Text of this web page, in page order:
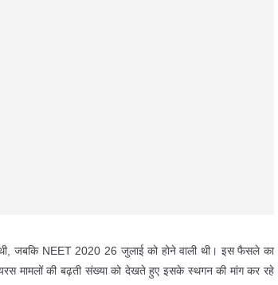
जबकि NEET 2020 26 जुलाई को होने वाली थी। इस फैसले का
मामलों की बढ़ती संख्या को देखते हुए इसके स्थगन की मांग कर रहे